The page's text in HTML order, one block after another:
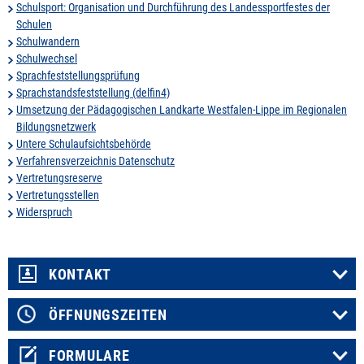
Schulsport: Organisation und Durchführung des Landessportfestes der
Schulen
Schulwandern
Schulwechsel
Sprachfeststellungsprüfung
Sprachstandsfeststellung (delfin4)
Umsetzung der Pädagogischen Landkarte Westfalen-Lippe im Regionalen
Bildungsnetzwerk
Untere Schulaufsichtsbehörde
Verfahrensverzeichnis Datenschutz
Vertretungsreserve
Vertretungsstellen
Widerspruch
KONTAKT
ÖFFNUNGSZEITEN
FORMULARE